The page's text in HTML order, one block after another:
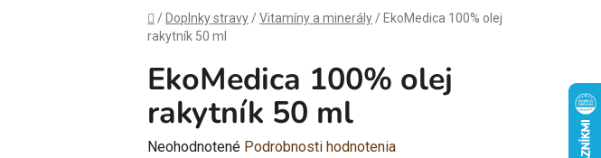
Domov
/ Doplnky stravy /Vitamíny a minerály / EkoMedica 100% olej
rakytník 50 ml
EkoMedica 100% olej
rakytník 50 ml
Priemerné
Neohodnotené Podrobnosti hodnotenia